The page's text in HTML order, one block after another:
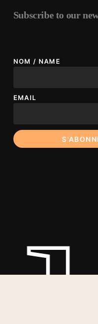
Subscribe to our
NOM / NAME
EMAIL